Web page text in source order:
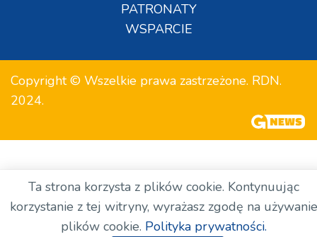
PATRONATY
WSPARCIE
Copyright © Wszelkie prawa zastrzeżone. RDN.
2024.
Ta strona korzysta z plików cookie. Kontynuując
korzystanie z tej witryny, wyrażasz zgodę na używanie
plików cookie. Polityka prywatności.